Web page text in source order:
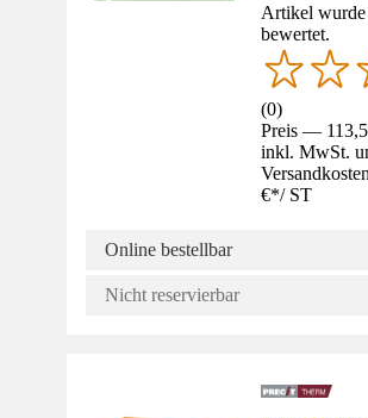
Artikel
bewertet.
(0)
Preis —
inkl. MwSt.
€*/ ST
Online bestellbar
Nicht reservierbar